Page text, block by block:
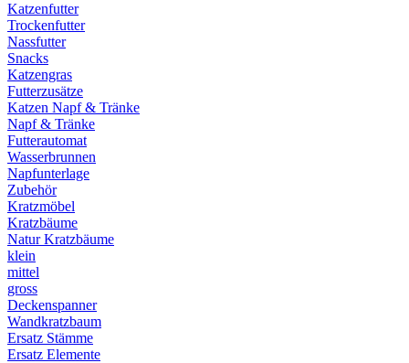
Katzenfutter
Trockenfutter
Nassfutter
Snacks
Katzengras
Futterzusätze
Katzen Napf & Tränke
Napf & Tränke
Futterautomat
Wasserbrunnen
Napfunterlage
Zubehör
Kratzmöbel
Kratzbäume
Natur Kratzbäume
klein
mittel
gross
Deckenspanner
Wandkratzbaum
Ersatz Stämme
Ersatz Elemente